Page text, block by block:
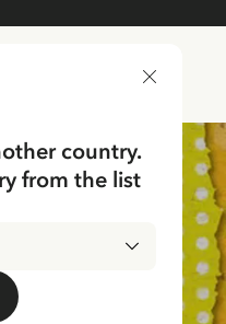
country.
from the list